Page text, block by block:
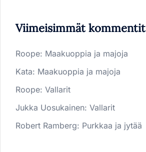
Viimeisimmät kommentit
Roope: Maakuoppia ja majoja
Kata: Maakuoppia ja majoja
Roope: Vallarit
Jukka Uosukainen: Vallarit
Robert Ramberg: Purkkaa ja jytää